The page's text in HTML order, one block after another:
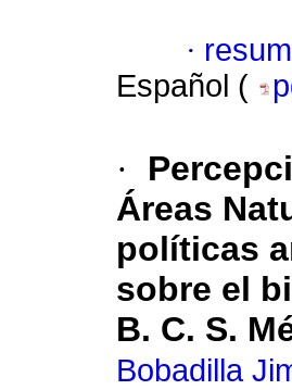
·
Español (
·
Áreas
políticas
sobre el
B. C. S.
Bobadilla